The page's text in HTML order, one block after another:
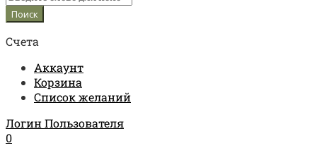
Счета
Аккаунт
Корзина
Список желаний
Логин Пользователя
0